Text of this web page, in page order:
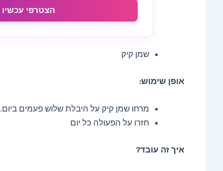
הצטרפי עכשיו
שמן קיק
אופן שימוש:
מרחו שמן קיק על היבלת שלוש פעמים ביום.
חזרו על הפעולה כל יום
איך זה עובד?